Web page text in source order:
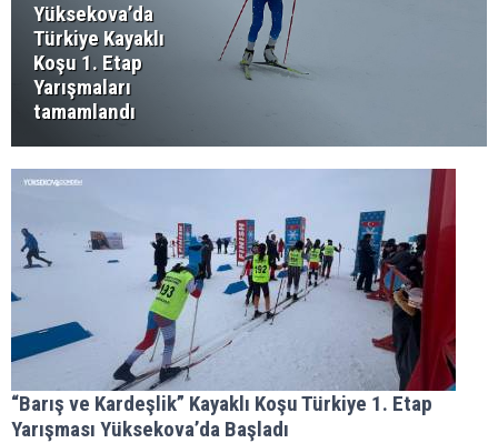
Yüksekova’da
Türkiye Kayaklı
Koşu 1. Etap
Yarışmaları
tamamlandı
“Barış ve Kardeşlik” Kayaklı Koşu Türkiye 1. Etap
Yarışması Yüksekova’da Başladı